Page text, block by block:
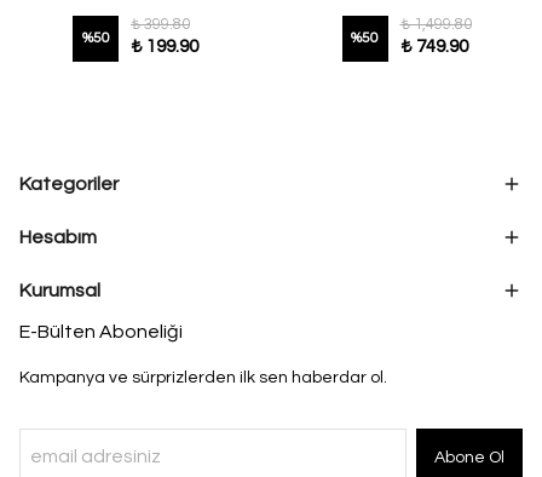
%50
₺ 399.80
₺ 199.90 %50
₺ 1,499.80
₺ 749.90
Kategoriler
Hesabım
Kurumsal
E-Bülten Aboneliği
Kampanya ve sürprizlerden ilk sen haberdar ol.
Abone Ol